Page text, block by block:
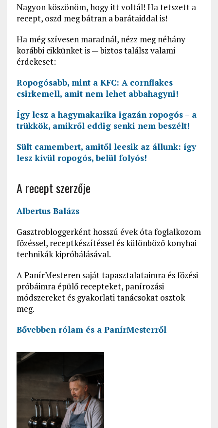
Nagyon köszönöm, hogy itt voltál! Ha tetszett a
recept, oszd meg bátran a barátaiddal is!
Ha még szívesen maradnál, nézz meg néhány
korábbi cikkünket is — biztos találsz valami
érdekeset:
Ropogósabb, mint a KFC: A cornflakes
csirkemell, amit nem lehet abbahagyni!
Így lesz a hagymakarika igazán ropogós – a
trükkök, amikről eddig senki nem beszélt!
Sült camembert, amitől leesik az állunk: így
lesz kívül ropogós, belül folyós!
A recept szerzője
Albertus Balázs
Gasztrobloggerként hosszú évek óta foglalkozom
főzéssel, receptkészítéssel és különböző konyhai
technikák kipróbálásával.
A PanírMesteren saját tapasztalataimra és főzési
próbáimra épülő recepteket, panírozási
módszereket és gyakorlati tanácsokat osztok
meg.
Bővebben rólam és a PanírMesterről